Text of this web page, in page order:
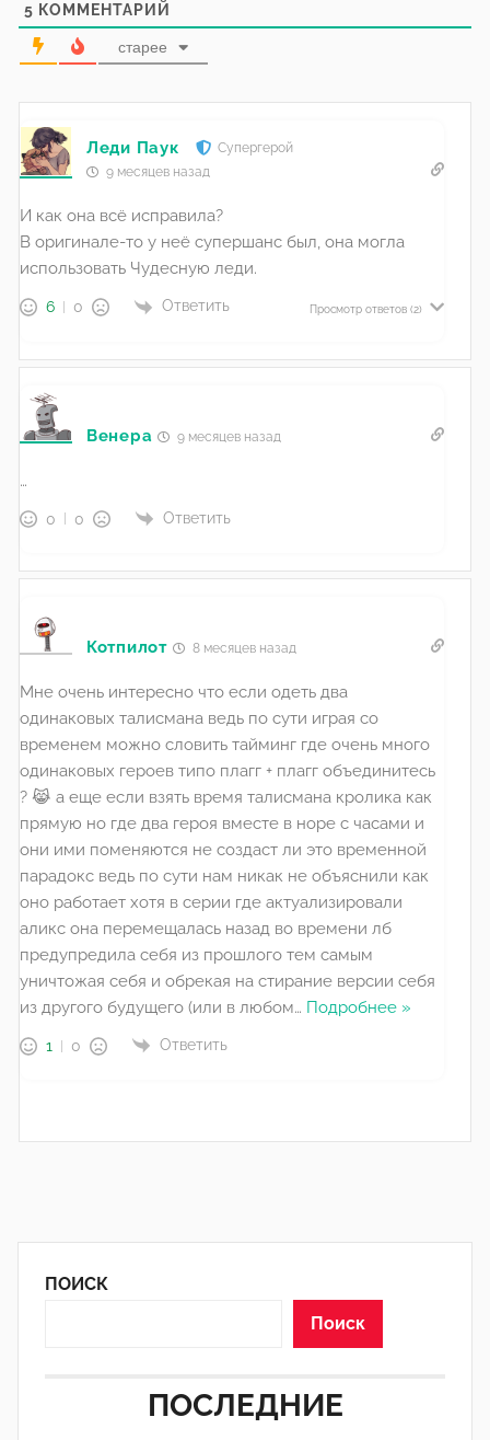
5 КОММЕНТАРИЙ
старее
Леди Паук
Супергерой
9 месяцев назад
И как она всё исправила?
В оригинале-то у неё супершанс был, она могла
использовать Чудесную леди.
6 0 Ответить Просмотр ответов (2)
Венера 9 месяцев назад
…
0 0 Ответить
Котпилот 8 месяцев назад
Мне очень интересно что если одеть два
одинаковых талисмана ведь по сути играя со
временем можно словить тайминг где очень много
одинаковых героев типо плагг + плагг объединитесь
? 😹 а еще если взять время талисмана кролика как
прямую но где два героя вместе в норе с часами и
они ими поменяются не создаст ли это временной
парадокс ведь по сути нам никак не объяснили как
оно работает хотя в серии где актуализировали
аликс она перемещалась назад во времени лб
предупредила себя из прошлого тем самым
уничтожая себя и обрекая на стирание версии себя
из другого будущего (или в любом… Подробнее »
1 0 Ответить
ПОИСК
Поиск
ПОСЛЕДНИЕ